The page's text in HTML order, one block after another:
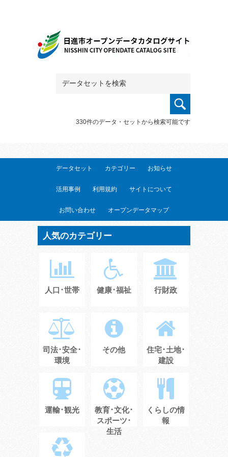
330件のデータ・セットから検索可能です
データセット カテゴリー お知らせ
活用事例 利用規約 サイトについて
お問い合わせ オープンデータマップ
人気のカテゴリー
人口･世帯 健康･福祉 行財政
司法･安全･
環境
その他
住宅･土地･
建設
運輸･観光
教育･文化･
スポーツ･
生活
くらしの情
報